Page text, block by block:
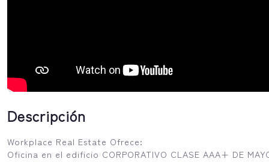
Descripción
Workplace Real Estate Ofrece:
Oficina en el edificio CORPORATIVO CLASE AAA+ DE